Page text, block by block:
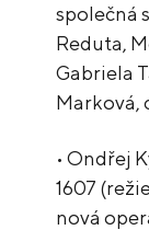
společná
Reduta,
Gabriela
Marková,
• Ondřej
1607
nová